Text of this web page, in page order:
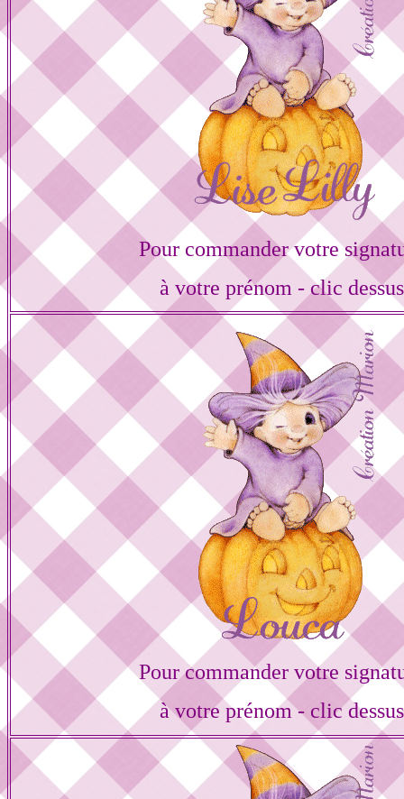
Pour commander votre
à votre prénom - clic dessus
Pour commander votre
à votre prénom - clic dessus